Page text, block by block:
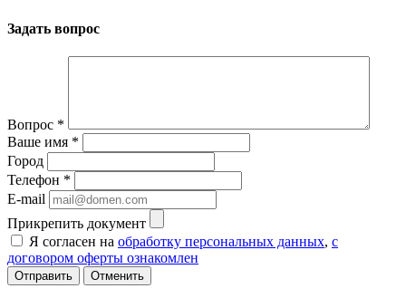
Задать вопрос
Вопрос *
Ваше имя *
Город
Телефон *
E-mail
Прикрепить документ
Я согласен на обработку персональных данных, с
договором оферты ознакомлен
Отменить